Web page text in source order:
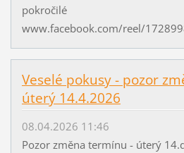
pokročilé
www.facebook.com/reel/
Veselé pokusy - pozor
úterý 14.4.2026
08.04.2026 11:46
Pozor změna termínu - úterý